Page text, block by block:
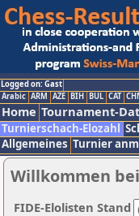
Logged on: Gast
Arabic ARM AZE BIH BUL CAT
Home Tournament-
Turnierschach-Elozahl
Allgemeines Turnier
Willkommen
FIDE-Elolisten Stand